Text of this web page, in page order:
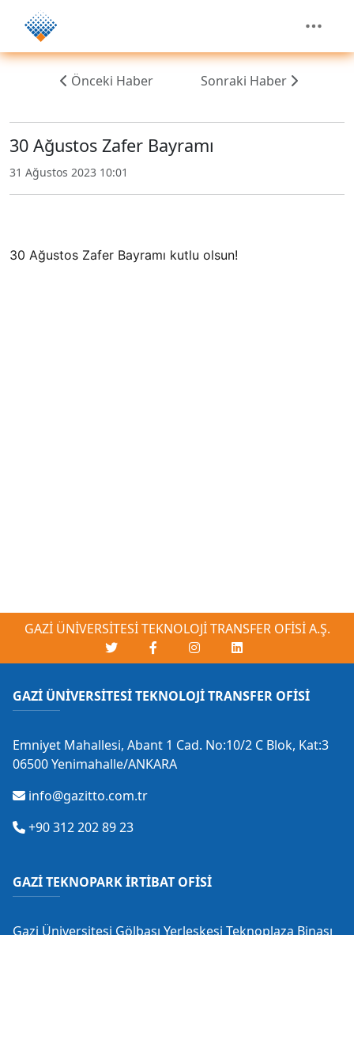
Önceki Haber Sonraki Haber
30 Ağustos Zafer Bayramı
31 Ağustos 2023 10:01
30 Ağustos Zafer Bayramı kutlu olsun!
GAZİ ÜNİVERSİTESİ TEKNOLOJİ TRANSFER OFİSİ A.Ş.
GAZİ ÜNİVERSİTESİ TEKNOLOJİ TRANSFER OFİSİ
Emniyet Mahallesi, Abant 1 Cad. No:10/2 C Blok, Kat:3
06500 Yenimahalle/ANKARA
info@gazitto.com.tr
+90 312 202 89 23
GAZİ TEKNOPARK İRTİBAT OFİSİ
Gazi Üniversitesi Gölbaşı Yerleşkesi Teknoplaza Binası